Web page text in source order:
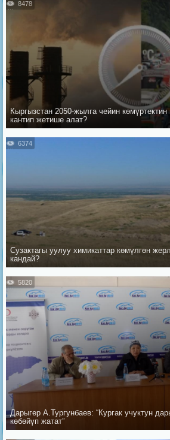
8478
Кыргызстан 2050-жылга чейин көмүртектин
кантип жетише алат?
6374
Сузактагы уулуу химикаттар көмүлгөн
кандай?
5820
Дарыгер А.Тургунбаев: “Кургак учуктун
көбөйүп жатат”